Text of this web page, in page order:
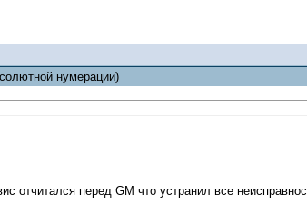
нумерации)
отчитался перед GM что устранил все